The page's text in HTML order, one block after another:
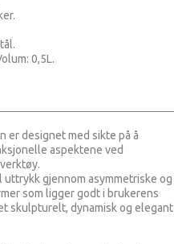
0,5L.
er designet med sikte på å
aspektene ved
uttrykk gjennom asymmetriske og
som ligger godt i brukerens
skulpturelt, dynamisk og elegant